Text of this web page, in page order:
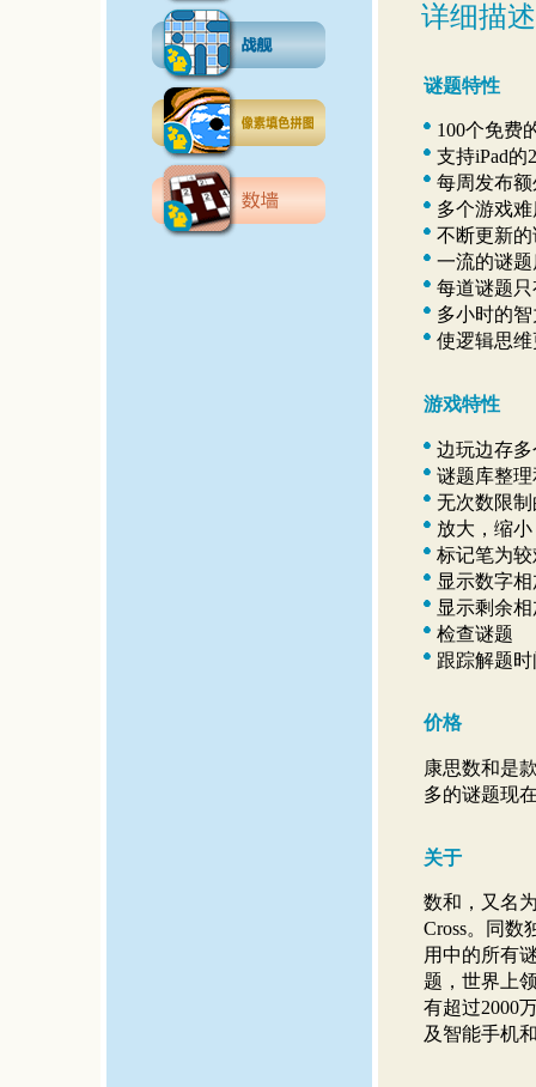
详细描述
谜题特性
100个免费
支持iPad的
每周发布
多个游戏
不断更新
一流的谜
每道谜题
多小时的
使逻辑思
游戏特性
边玩边存
谜题库整
无次数限
放大，缩
标记笔为
显示数字
显示剩余
检查谜题
跟踪解题时
价格
康思数和是
多的谜题现
关于
数和，又名
Cross。同数
用中的所有
题，世界上
有超过2000
及智能手机